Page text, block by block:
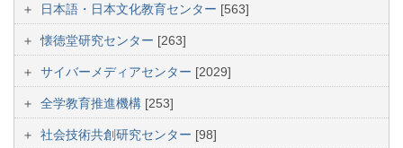
日本語・日本文化教育センター [563]
懐徳堂研究センター [263]
サイバーメディアセンター [2029]
全学教育推進機構 [253]
社会技術共創研究センター [98]